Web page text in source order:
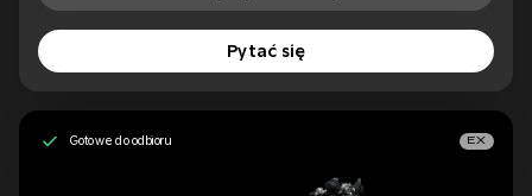
Pytać się
Gotowe do odbioru EX